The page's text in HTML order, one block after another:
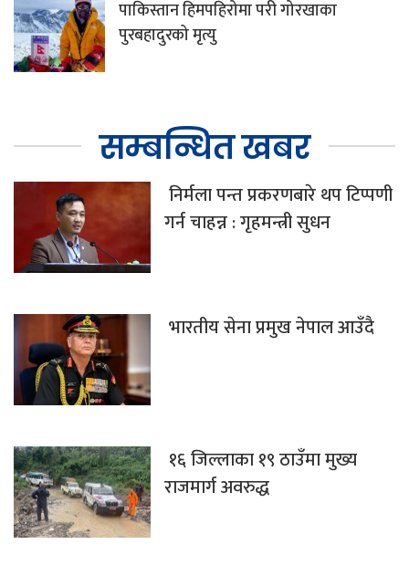
पाकिस्तान हिमपहिरोमा परी गोरखाका
पुरबहादुरको मृत्यु
सम्बन्धित खबर
निर्मला पन्त प्रकरणबारे थप टिप्पणी
गर्न चाहन्न : गृहमन्त्री सुधन
भारतीय सेना प्रमुख नेपाल आउँदै
१६ जिल्लाका १९ ठाउँमा मुख्य
राजमार्ग अवरुद्ध